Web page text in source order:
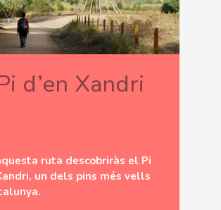
d’en Xandri
ruta descobriràs el Pi
un dels pins més vells